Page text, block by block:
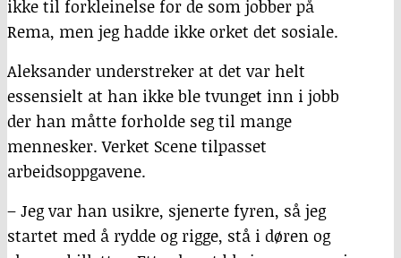
ikke til forkleinelse for de som jobber på
Rema, men jeg hadde ikke orket det sosiale.
Aleksander understreker at det var helt
essensielt at han ikke ble tvunget inn i jobb
der han måtte forholde seg til mange
mennesker. Verket Scene tilpasset
arbeidsoppgavene.
– Jeg var han usikre, sjenerte fyren, så jeg
startet med å rydde og rigge, stå i døren og